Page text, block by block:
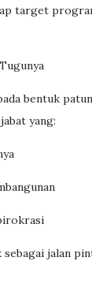
target
bentuk
yang:
jalan